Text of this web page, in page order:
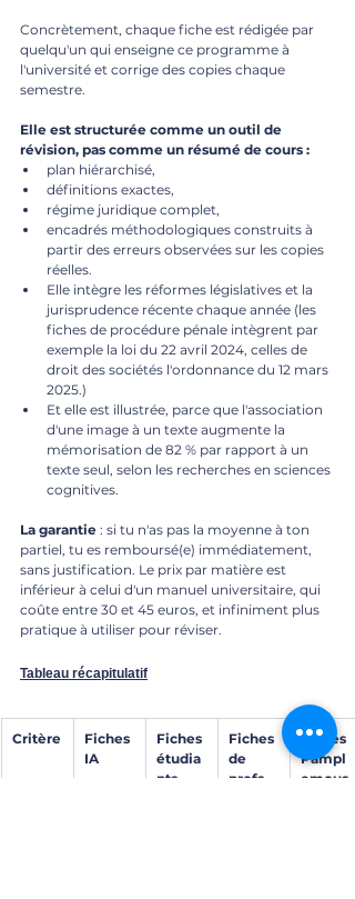
Concrètement, chaque fiche est rédigée par
quelqu'un qui enseigne ce programme à
l'université et corrige des copies chaque
semestre.
Elle est structurée comme un outil de
révision, pas comme un résumé de cours :
plan hiérarchisé,
définitions exactes,
régime juridique complet,
encadrés méthodologiques construits à
partir des erreurs observées sur les copies
réelles.
Elle intègre les réformes législatives et la
jurisprudence récente chaque année (les
fiches de procédure pénale intègrent par
exemple la loi du 22 avril 2024, celles de
droit des sociétés l'ordonnance du 12 mars
2025.)
Et elle est illustrée, parce que l'association
d'une image à un texte augmente la
mémorisation de 82 % par rapport à un
texte seul, selon les recherches en sciences
cognitives.
La garantie : si tu n'as pas la moyenne à ton
partiel, tu es remboursé(e) immédiatement,
sans justification. Le prix par matière est
inférieur à celui d'un manuel universitaire, qui
coûte entre 30 et 45 euros, et infiniment plus
pratique à utiliser pour réviser.
Tableau récapitulatif
Critère
Fiches
IA
Fiches
étudia
nts
Fiches
de
profs
Fiches
Pampl
emous